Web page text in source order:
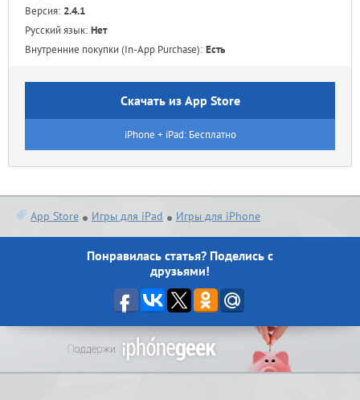
Версия: 2.4.1
Русский язык: Нет
Внутренние покупки (In-App Purchase): Есть
Скачать из App Store
iPhone + iPad: Бесплатно
App Store Игры для iPad Игры для iPhone
Понравилась статья? Поделись с
друзьями!